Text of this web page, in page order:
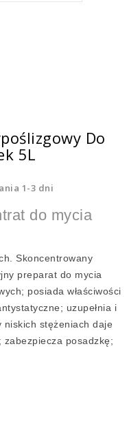
Do
5L
1-3 dni
do mycia
Skoncentrowany
preparat do mycia
posiada właściwości
uzupełnia i
stężeniach daje
zabezpiecza posadzkę;